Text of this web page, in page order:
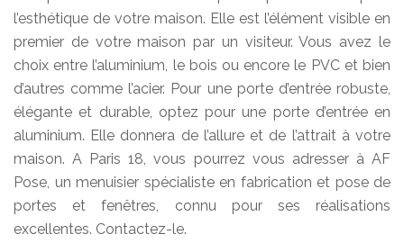
l’esthétique de votre maison. Elle est l’élément visible en
premier de votre maison par un visiteur. Vous avez le
choix entre l’aluminium, le bois ou encore le PVC et bien
d’autres comme l’acier. Pour une porte d’entrée robuste,
élégante et durable, optez pour une porte d’entrée en
aluminium. Elle donnera de l’allure et de l’attrait à votre
maison. A Paris 18, vous pourrez vous adresser à AF
Pose, un menuisier spécialiste en fabrication et pose de
portes et fenêtres, connu pour ses réalisations
excellentes. Contactez-le.